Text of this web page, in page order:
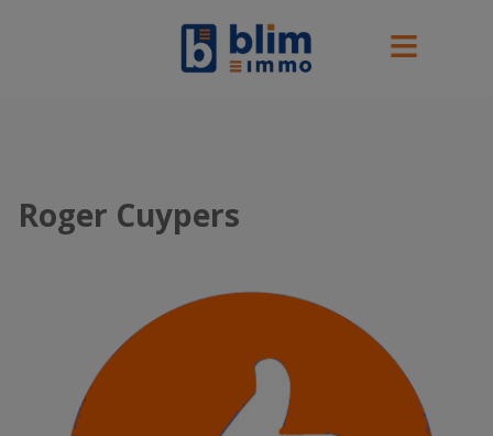
Roger Cuypers